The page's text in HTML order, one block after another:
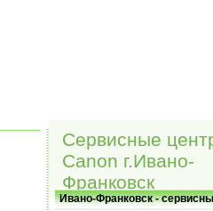
Сервисные
Canon г.Ивано-
Франковск
Ивано-Франковск -